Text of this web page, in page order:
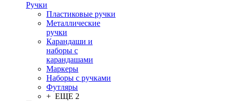
Ручки
Пластиковые ручки
Металлические
ручки
Карандаши и
наборы с
карандашами
Маркеры
Наборы с ручками
Футляры
+ ЕЩЕ 2